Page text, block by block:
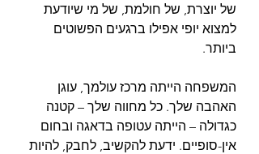
של יוצרת, של חולמת, של מי שיודעת
למצוא יופי אפילו ברגעים הפשוטים
ביותר.
המשפחה הייתה מרכז עולמך, עוגן
האהבה שלך. כל מחווה שלך – קטנה
כגדולה – הייתה עטופה בדאגה ובחום
אין-סופיים. ידעת להקשיב, לחבק, להיות